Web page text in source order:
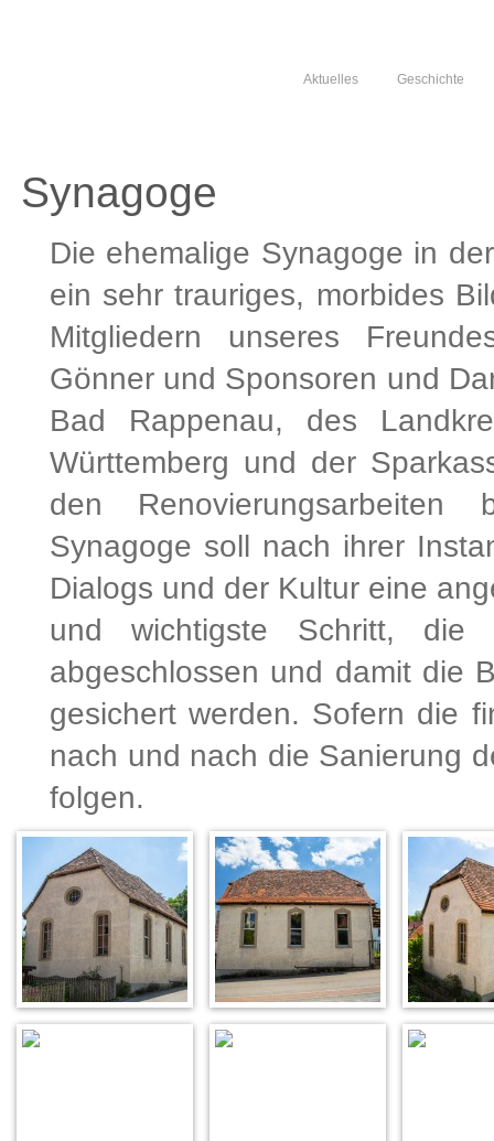
Aktuelles Geschichte
Synagoge
Die ehemalige Synagoge in
ein sehr trauriges, morbides
Mitgliedern unseres
Gönner und Sponsoren und
Bad Rappenau, des
Württemberg und der
den Renovierungsarbeiten
Synagoge soll nach ihrer
Dialogs und der Kultur eine
und wichtigste Schritt, die
abgeschlossen und damit die
gesichert werden. Sofern die
nach und nach die Sanierung
folgen.